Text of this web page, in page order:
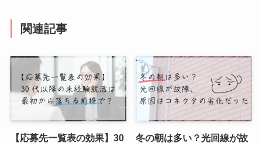
関連記事
【応募先一覧表の効果】30 冬の朝は多い？光回線が故